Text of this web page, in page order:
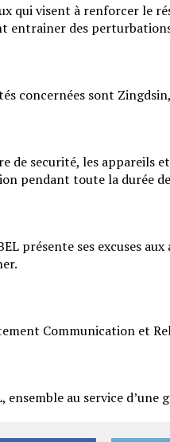
qui visent à renforcer le
entrainer des
concernées sont
de securité, les appareils
pendant toute la durée
présente ses excuses
Communication et
ensemble au service d’une